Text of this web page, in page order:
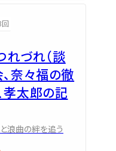
回
づれ（談
奈々福の徹
孝太郎の記
浪曲の絆を追う